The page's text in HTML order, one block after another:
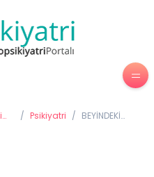
/ Psikiyatri / BEYİNDEKİ